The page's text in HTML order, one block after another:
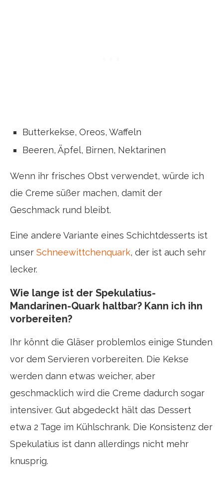
Butterkekse, Oreos, Waffeln
Beeren, Äpfel, Birnen, Nektarinen
Wenn ihr frisches Obst verwendet, würde ich
die Creme süßer machen, damit der
Geschmack rund bleibt.
Eine andere Variante eines Schichtdesserts ist
unser Schneewittchenquark, der ist auch sehr
lecker.
Wie lange ist der Spekulatius-
Mandarinen-Quark haltbar? Kann ich ihn
vorbereiten?
Ihr könnt die Gläser problemlos einige Stunden
vor dem Servieren vorbereiten. Die Kekse
werden dann etwas weicher, aber
geschmacklich wird die Creme dadurch sogar
intensiver. Gut abgedeckt hält das Dessert
etwa 2 Tage im Kühlschrank. Die Konsistenz der
Spekulatius ist dann allerdings nicht mehr
knusprig.